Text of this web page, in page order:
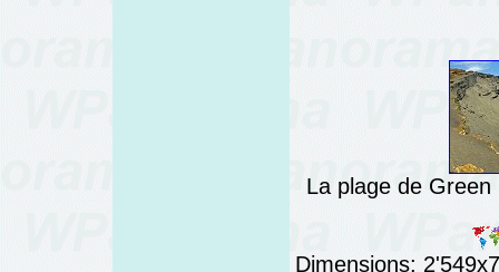
La plage de
Dimensions: